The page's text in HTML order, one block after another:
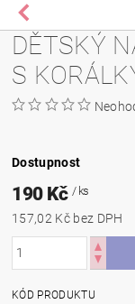
DĚTSKÝ
S
Dostupnost
190 Kč / ks
157,02 Kč bez DPH
KÓD PRODUKTU